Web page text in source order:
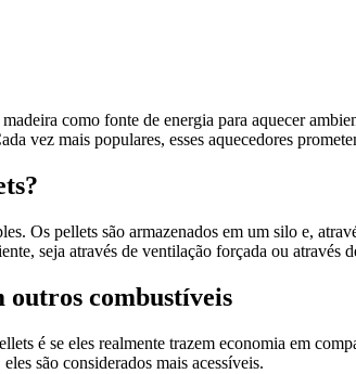
como fonte de energia para aquecer
vez mais populares, esses aquecedores
Os pellets são armazenados em um silo e,
seja através de ventilação forçada ou através
outros combustíveis
é se eles realmente trazem economia em
são considerados mais acessíveis.